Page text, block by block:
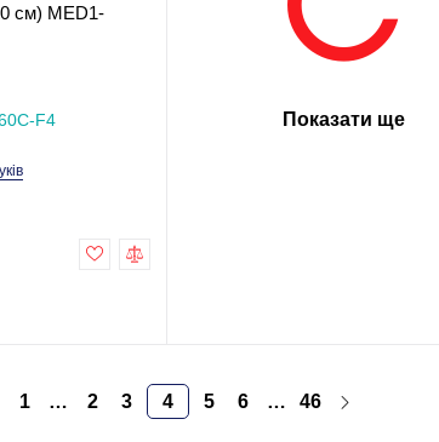
см) MED1-
F4
Показати ще
1 … 2 3 4 5 6 … 46